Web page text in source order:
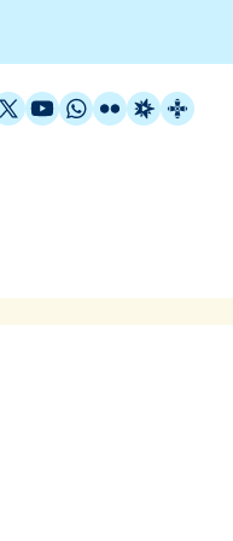
/ Twitter
YouTube
WhatsApp
FlickrRadio